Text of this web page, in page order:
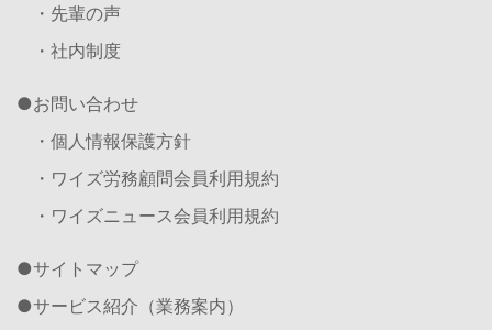
・先輩の声
・社内制度
お問い合わせ
・個人情報保護方針
・ワイズ労務顧問会員利用規約
・ワイズニュース会員利用規約
サイトマップ
サービス紹介（業務案内）